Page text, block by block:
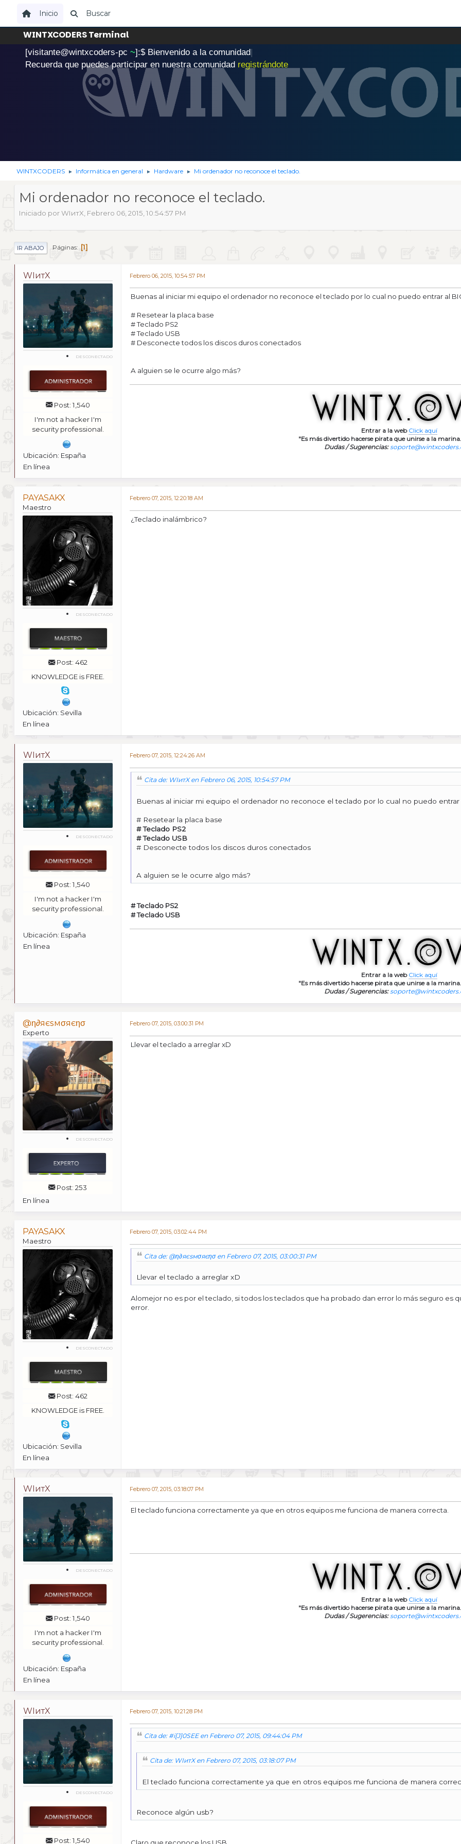
Inicio Buscar
WINTXCODERS Terminal
[visitante@wintxcoders-pc ~]:$ .Bienvenido a la comunidad|
Recuerda que puedes participar en nuestra comunidad registrándote
WINTXCODERS ► Informática en general ► Hardware ► Mi ordenador no reconoce el teclado.
Mi ordenador no reconoce el teclado.
Iniciado por WIитX, Febrero 06, 2015, 10:54:57 PM
IR ABAJO Páginas 1
WIитX
DESCONECTADO
Post: 1,540
I'm not a hacker I'm
security professional.
Ubicación: España
En línea
Febrero 06, 2015, 10:54:57 PM
Buenas al iniciar mi equipo el ordenador no reconoce el teclado por lo cual no puedo entrar al
# Resetear la placa base
# Teclado PS2
# Teclado USB
# Desconecte todos los discos duros conectados
A alguien se le ocurre algo más?
Entrar a la web Click aquí
"Es más divertido hacerse pirata que unirse a la
Dudas / Sugerencias:
PAYASAKX
Maestro
DESCONECTADO
Post: 462
KNOWLEDGE is FREE.
Ubicación: Sevilla
En línea
Febrero 07, 2015, 12:20:18 AM
¿Teclado inalámbrico?
WIитX
DESCONECTADO
Post: 1,540
I'm not a hacker I'm
security professional.
Ubicación: España
En línea
Febrero 07, 2015, 12:24:26 AM
Cita de: WIитX en Febrero 06, 2015, 10:54:57 PM
Buenas al iniciar mi equipo el ordenador no reconoce el teclado por lo cual no puedo entrar
# Resetear la placa base
# Teclado PS2
# Teclado USB
# Desconecte todos los discos duros conectados
A alguien se le ocurre algo más?
# Teclado PS2
# Teclado USB
Entrar a la web Click aquí
"Es más divertido hacerse pirata que unirse a la
Dudas / Sugerencias:
@η∂яєѕмσяєησ
Experto
DESCONECTADO
Post: 253
En línea
Febrero 07, 2015, 03:00:31 PM
Llevar el teclado a arreglar xD
PAYASAKX
Maestro
DESCONECTADO
Post: 462
KNOWLEDGE is FREE.
Ubicación: Sevilla
En línea
Febrero 07, 2015, 03:02:44 PM
Cita de: @η∂яєѕмσяєησ en Febrero 07, 2015, 03:00:31 PM
Llevar el teclado a arreglar xD
Alomejor no es por el teclado, si todos los teclados que ha probado dan error lo más seguro es
error.
WIитX
DESCONECTADO
Post: 1,540
I'm not a hacker I'm
security professional.
Ubicación: España
En línea
Febrero 07, 2015, 03:18:07 PM
El teclado funciona correctamente ya que en otros equipos me funciona de manera correcta.
Entrar a la web Click aquí
"Es más divertido hacerse pirata que unirse a la
Dudas / Sugerencias:
WIитX
DESCONECTADO
Post: 1,540
Febrero 07, 2015, 10:21:28 PM
Cita de: #i[J]0SEE en Febrero 07, 2015, 09:44:04 PM
Cita de: WIитX en Febrero 07, 2015, 03:18:07 PM
El teclado funciona correctamente ya que en otros equipos me funciona de manera
Reconoce algún usb?
Claro que reconoce los USB